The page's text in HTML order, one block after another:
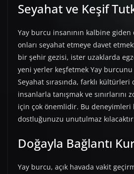
Seyahat ve Keşif
Yay burcu insanının kalbine
onları seyahat etmeye davet
bir şehir gezisi, ister uzaklarda
yeni yerler keşfetmek Yay burcunu
Seyahat sırasında, farklı
insanlarla tanışmak ve sınırlarını
için çok önemlidir. Bu deneyimleri
dostluğunuzu unutulmaz
Doğayla Bağlantı
Yay burcu, açık havada vakit